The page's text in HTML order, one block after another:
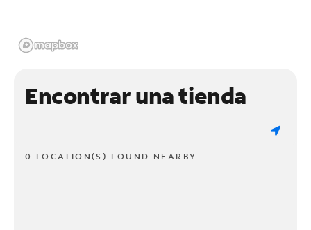
Encontrar una tienda
0 LOCATION(S) FOUND NEARBY